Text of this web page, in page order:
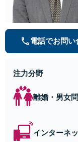
電話でお問い
注力分野
離婚・男女
インターネ